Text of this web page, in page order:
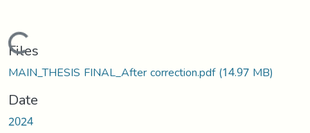
Files
MAIN_THESIS FINAL_After correction.pdf(14.97 MB)
Date
2024